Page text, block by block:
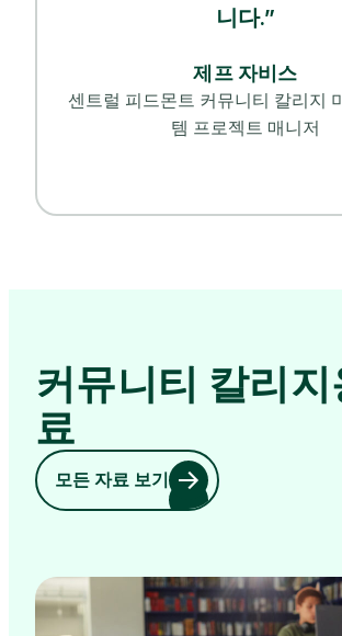
니다.”
제프 자비스
센트럴 피드몬트 커뮤니티 칼리지
템 프로젝트 매니저
커뮤니티 칼리지
료
모든 자료 보기